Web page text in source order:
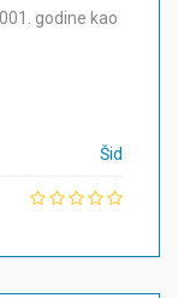
godine kao
Šid